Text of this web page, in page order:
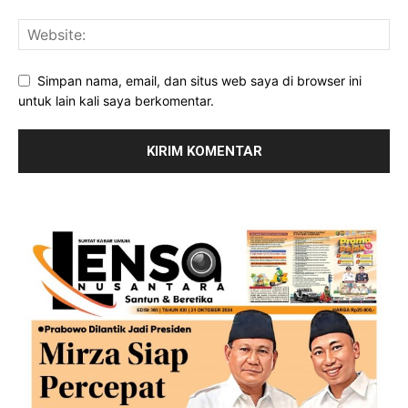
Simpan nama, email, dan situs web saya di browser ini
untuk lain kali saya berkomentar.